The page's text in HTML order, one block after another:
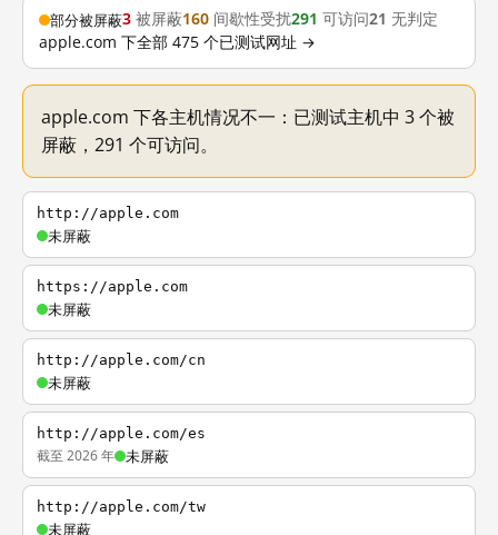
部分被屏蔽3 被屏蔽160 间歇性受扰291 可访问21 无判定
apple.com 下全部 475 个已测试网址 →
apple.com 下各主机情况不一：已测试主机中 3 个被
屏蔽，291 个可访问。
http://apple.com
未屏蔽
https://apple.com
未屏蔽
http://apple.com/cn
未屏蔽
http://apple.com/es
截至 2026 年 未屏蔽
http://apple.com/tw
未屏蔽